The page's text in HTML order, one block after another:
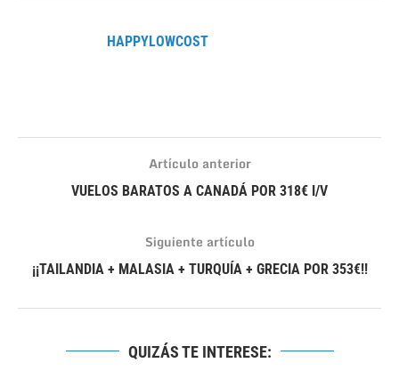
HAPPYLOWCOST
Artículo anterior
VUELOS BARATOS A CANADÁ POR 318€ I/V
Siguiente artículo
¡¡TAILANDIA + MALASIA + TURQUÍA + GRECIA POR 353€!!
QUIZÁS TE INTERESE: